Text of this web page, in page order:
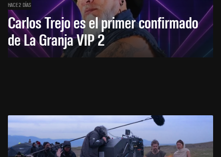
HACE 2 DÍAS
Carlos Trejo es el primer confirmado
de La Granja VIP 2